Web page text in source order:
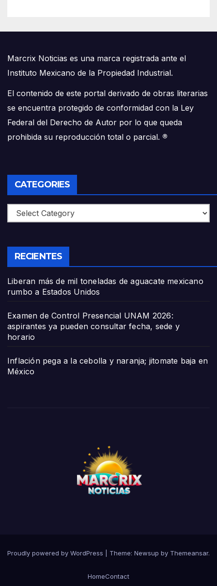
Marcrix Noticias es una marca registrada ante el
Instituto Mexicano de la Propiedad Industrial.
El contenido de este portal derivado de obras literarias
se encuentra protegido de conformidad con la Ley
Federal del Derecho de Autor por lo que queda
prohibida su reproducción total o parcial. ®
CATEGORIES
Categories
RECIENTES
Liberan más de mil toneladas de aguacate mexicano
rumbo a Estados Unidos
Examen de Control Presencial UNAM 2026:
aspirantes ya pueden consultar fecha, sede y
horario
Inflación pega a la cebolla y naranja; jitomate baja en
México
Proudly powered by WordPress Theme: Newsup by Themeansar.
HomeContact